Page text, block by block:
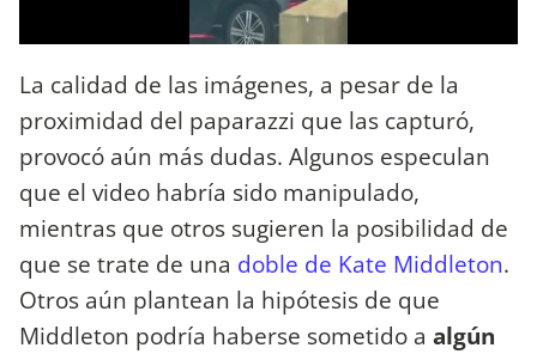
La calidad de las imágenes, a pesar de la
proximidad del paparazzi que las capturó,
provocó aún más dudas. Algunos especulan
que el video habría sido manipulado,
mientras que otros sugieren la posibilidad de
que se trate de una doble de Kate Middleton.
Otros aún plantean la hipótesis de que
Middleton podría haberse sometido a algún